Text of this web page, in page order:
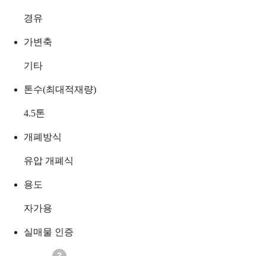
경유
가변축
기타
톤수(최대적재량)
4.5톤
개폐방식
유압 개폐식
용도
자가용
실매물 인증